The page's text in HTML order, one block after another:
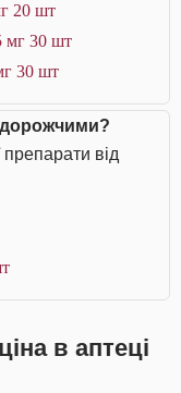
20 шт
мг 30 шт
30 шт
від
в аптеці